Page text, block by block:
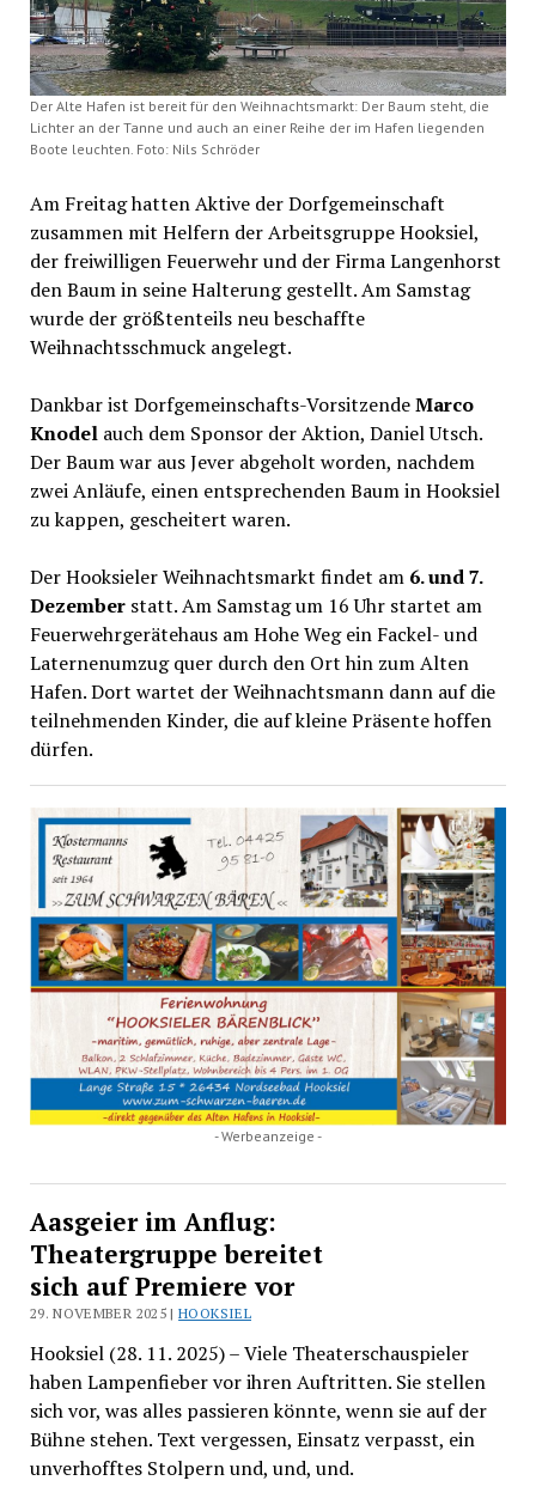
Der Alte Hafen ist bereit für den Weihnachtsmarkt: Der Baum steht, die
Lichter an der Tanne und auch an einer Reihe der im Hafen liegenden
Boote leuchten. Foto: Nils Schröder
Am Freitag hatten Aktive der Dorfgemeinschaft
zusammen mit Helfern der Arbeitsgruppe Hooksiel,
der freiwilligen Feuerwehr und der Firma Langenhorst
den Baum in seine Halterung gestellt. Am Samstag
wurde der größtenteils neu beschaffte
Weihnachtsschmuck angelegt.
Dankbar ist Dorfgemeinschafts-VorsitzendeMarco
Knodelauch dem Sponsor der Aktion, Daniel Utsch.
Der Baum war aus Jever abgeholt worden, nachdem
zwei Anläufe, einen entsprechenden Baum in Hooksiel
zu kappen, gescheitert waren.
Der Hooksieler Weihnachtsmarkt findet am 6. und 7.
Dezember statt. Am Samstag um 16 Uhr startet am
Feuerwehrgerätehaus am Hohe Weg ein Fackel- und
Laternenumzug quer durch den Ort hin zum Alten
Hafen. Dort wartet der Weihnachtsmann dann auf die
teilnehmenden Kinder, die auf kleine Präsente hoffen
dürfen.
- Werbeanzeige -
Aasgeier im Anflug:
Theatergruppe bereitet
sich auf Premiere vor
29. NOVEMBER 2025 |HOOKSIEL
Hooksiel (28. 11. 2025) – Viele Theaterschauspieler
haben Lampenfieber vor ihren Auftritten. Sie stellen
sich vor, was alles passieren könnte, wenn sie auf der
Bühne stehen. Text vergessen, Einsatz verpasst, ein
unverhofftes Stolpern und, und, und.